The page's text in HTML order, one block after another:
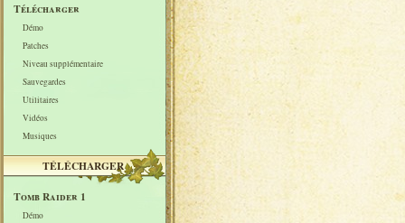
Télécharger
Démo
Patches
Niveau supplémentaire
Sauvegardes
Utilitaires
Vidéos
Musiques
TÉLÉCHARGER
Tomb Raider 1
Démo